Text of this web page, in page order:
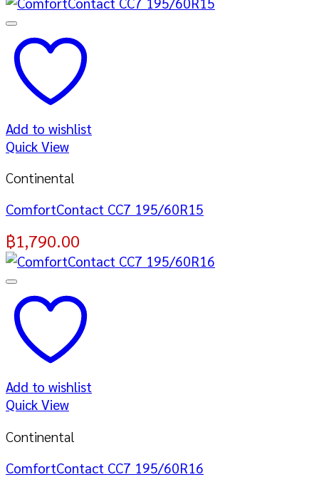
Add to wishlist
Quick View
Continental
ComfortContact CC7 195/60R15
฿1,790.00
Add to wishlist
Quick View
Continental
ComfortContact CC7 195/60R16